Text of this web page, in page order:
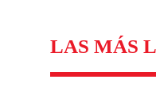
LAS MÁS